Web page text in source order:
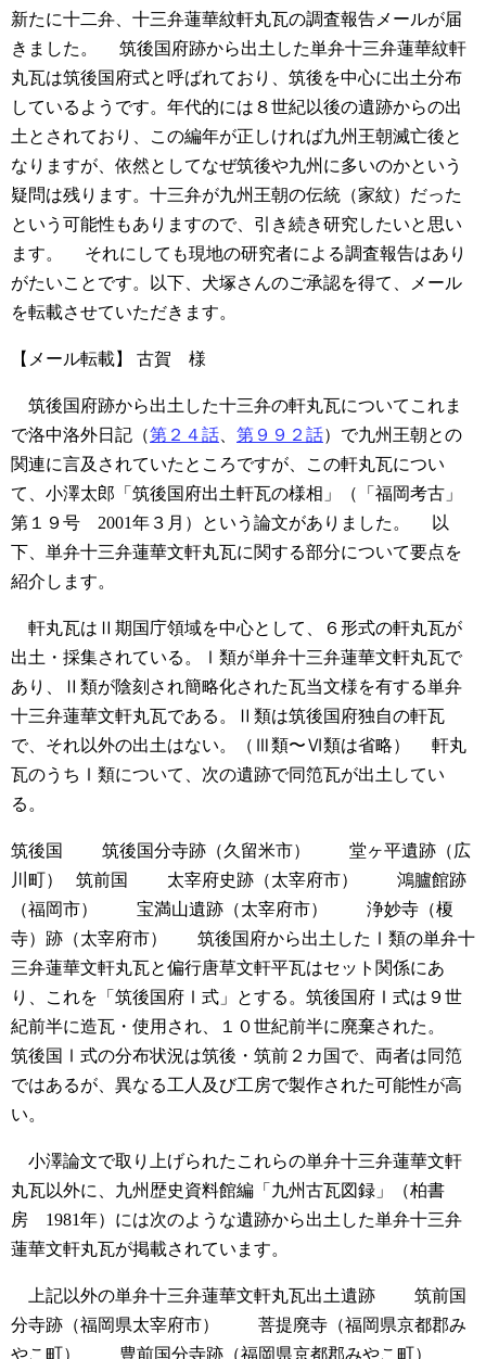
新たに十二弁、十三弁蓮華紋軒丸瓦の調査報告メールが届
きました。
筑後国府跡から出土した単弁十三弁蓮華紋軒
丸瓦は筑後国府式と呼ばれており、筑後を中心に出土分布
しているようです。年代的には８世紀以後の遺跡からの出
土とされており、この編年が正しければ九州王朝滅亡後と
なりますが、依然としてなぜ筑後や九州に多いのかという
疑問は残ります。十三弁が九州王朝の伝統（家紋）だった
という可能性もありますので、引き続き研究したいと思い
ます。
それにしても現地の研究者による調査報告はあり
がたいことです。以下、犬塚さんのご承認を得て、メール
を転載させていただきます。
【メール転載】 古賀 様
筑後国府跡から出土した十三弁の軒丸瓦についてこれま
で洛中洛外日記（第２４話 第９９２話）で九州王朝との
関連に言及されていたところですが、この軒丸瓦につい
て、小澤太郎「筑後国府出土軒瓦の様相」（「福岡考古」
第１９号 2001年３月）という論文がありました。
以
下、単弁十三弁蓮華文軒丸瓦に関する部分について要点を
紹介します。
軒丸瓦はⅡ期国庁領域を中心として、６形式の軒丸瓦が
出土・採集されている。Ⅰ類が単弁十三弁蓮華文軒丸瓦で
あり、Ⅱ類が陰刻され簡略化された瓦当文様を有する単弁
十三弁蓮華文軒丸瓦である。Ⅱ類は筑後国府独自の軒瓦
で、それ以外の出土はない。（Ⅲ類〜Ⅵ類は省略）
軒丸
瓦のうちⅠ類について、次の遺跡で同笵瓦が出土してい
る。
筑後国 筑後国分寺跡（久留米市）
堂ヶ平遺跡（広
川町）
筑前国 太宰府史跡（太宰府市）
鴻臚館跡
（福岡市）
宝満山遺跡（太宰府市）
浄妙寺（榎
寺）跡（太宰府市）
筑後国府から出土したⅠ類の単弁十
三弁蓮華文軒丸瓦と偏行唐草文軒平瓦はセット関係にあ
り、これを「筑後国府Ⅰ式」とする。筑後国府Ⅰ式は９世
紀前半に造瓦・使用され、１０世紀前半に廃棄された。
筑後国Ⅰ式の分布状況は筑後・筑前２カ国で、両者は同笵
ではあるが、異なる工人及び工房で製作された可能性が高
い。
小澤論文で取り上げられたこれらの単弁十三弁蓮華文軒
丸瓦以外に、九州歴史資料館編「九州古瓦図録」（柏書
房 1981年）には次のような遺跡から出土した単弁十三弁
蓮華文軒丸瓦が掲載されています。
上記以外の単弁十三弁蓮華文軒丸瓦出土遺跡 筑前国
分寺跡（福岡県太宰府市）
菩提廃寺（福岡県京都郡み
やこ町）
豊前国分寺跡（福岡県京都郡みやこ町）